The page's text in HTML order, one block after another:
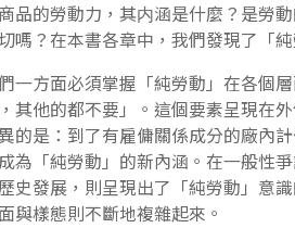
品的勞動力，其内涵是什麼？是勞
嗎？在本書各章中，我們發現了「純
一方面必須掌握「純勞動」在各
其他的都不要」。這個要素呈現在
的是：到了有雇傭關係成分的廠內
為「純勞動」的新內涵。在一般性
史發展，則呈現出了「純勞動」意
與樣態則不斷地複雜起來。